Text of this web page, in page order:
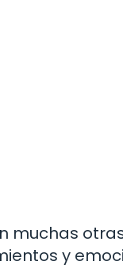
muchas
y